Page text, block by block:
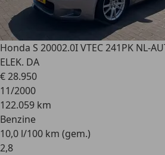
Honda S 20002.0I VTEC 241PK NL-
ELEK. DA
€ 28.950
11/2000
122.059 km
Benzine
10,0 l/100 km (gem.)
2,8